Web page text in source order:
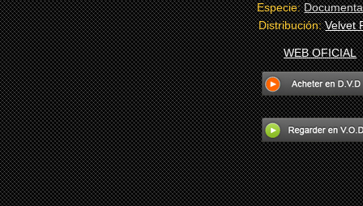
Especie:
Distribución:Velvet
WEB OFICIAL